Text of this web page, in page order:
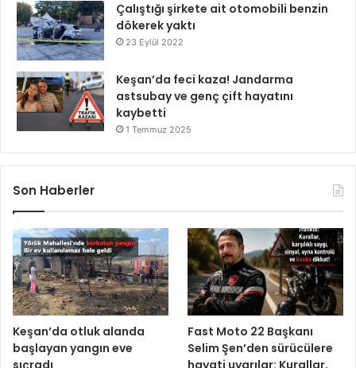
Çalıştığı şirkete ait otomobili benzin
dökerek yaktı
23 Eylül 2022
Keşan’da feci kaza! Jandarma
astsubay ve genç çift hayatını
kaybetti
1 Temmuz 2025
Son Haberler
Keşan’da otluk alanda
başlayan yangın eve
Fast Moto 22 Başkanı
Selim Şen’den sürücülere